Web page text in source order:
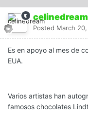
celinedream
Posted March
Es en apoyo al mes de
EUA.
Varios artistas han
famosos chocolates